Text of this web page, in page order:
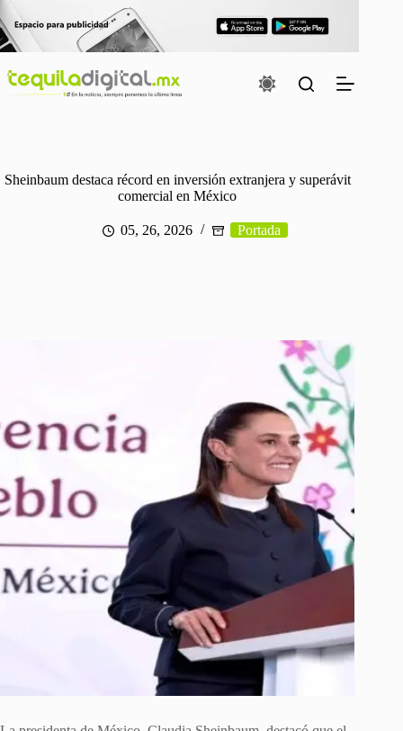
Saltar
al
contenido
Sheinbaum destaca récord en inversión extranjera y superávit
comercial en México
05, 26, 2026 Portada